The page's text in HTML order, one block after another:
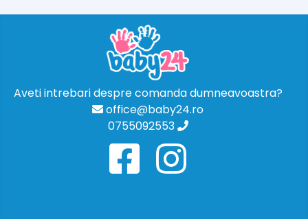
Aveti intrebari despre comanda dumneavoastra?
office@baby24.ro
0755092553